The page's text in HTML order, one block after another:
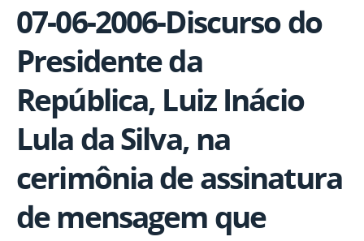
07-06-2006-Discurso do
Presidente da
República, Luiz Inácio
Lula da Silva, na
cerimônia de assinatura
de mensagem que